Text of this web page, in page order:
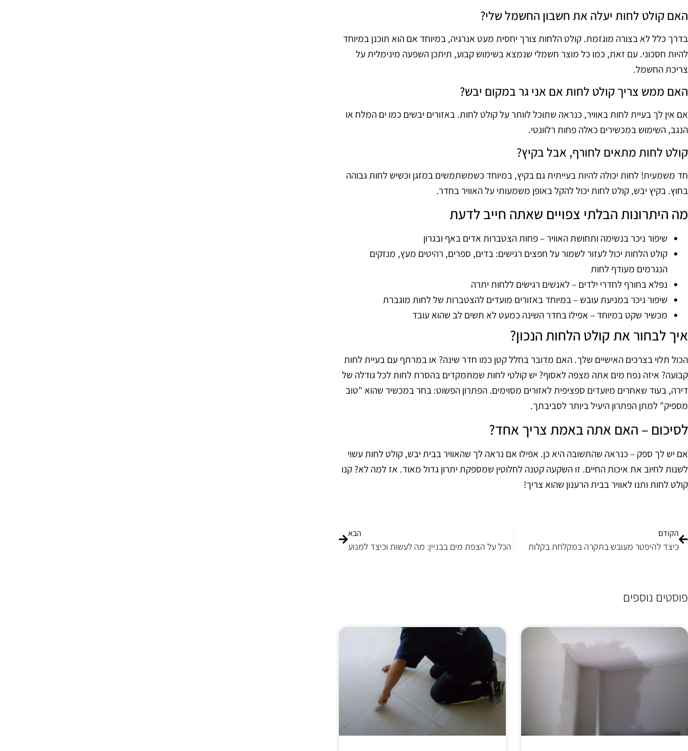
האם קולט לחות יעלה את חשבון החשמל שלי?
בדרך כלל לא בצורה מוגזמת. קולט הלחות צורך יחסית מעט אנרגיה, במיוחד אם הוא תוכנן במיוחד
להיות חסכוני. עם זאת, כמו כל מוצר חשמלי שנמצא בשימוש קבוע, תיתכן השפעה מינימלית על
צריכת החשמל.
האם ממש צריך קולט לחות אם אני גר במקום יבש?
אם אין לך בעיית לחות באוויר, כנראה שתוכל לוותר על קולט לחות. באזורים יבשים כמו ים המלח או
הנגב, השימוש במכשירים כאלה פחות רלוונטי.
קולט לחות מתאים לחורף, אבל בקיץ?
חד משמעית! לחות יכולה להיות בעייתית גם בקיץ, במיוחד כשמשתמשים במזגן וכשיש לחות גבוהה
בחוץ. בקיץ יבש, קולט לחות יכול להקל באופן משמעותי על האוויר בחדר.
מה היתרונות הבלתי צפויים שאתה חייב לדעת
שיפור ניכר בנשימה ותחושת האוויר – פחות הצטברות אדים באף ובגרון
קולט הלחות יכול לעזור לשמור על חפצים רגישים: בדים, ספרים, רהיטים מעץ, מנזקים
הנגרמים מעודף לחות
נפלא בחורף לחדרי ילדים – לאנשים רגישים ללחות יתרה
שיפור ניכר במניעת עובש – במיוחד באזורים מועדים להצטברות של לחות מוגברת
מכשיר שקט במיוחד – אפילו בחדר השינה כמעט לא תשים לב שהוא עובד
איך לבחור את קולט הלחות הנכון?
הכול תלוי בצרכים האישיים שלך. האם מדובר בחלל קטן כמו חדר שינה? או במרתף עם בעיית לחות
קבועה? איזה נפח מים אתה מצפה לאסוף? יש קולטי לחות שמתמקדים בהסרת לחות לכל גודלה של
דירה, בעוד שאחרים מיועדים ספציפית לאזורים מסוימים. הפתרון הפשוט: בחר במכשיר שהוא "טוב
מספיק" למתן הפתרון היעיל ביותר לסביבתך.
לסיכום – האם אתה באמת צריך אחד?
אם יש לך ספק – כנראה שהתשובה היא כן. אפילו אם נראה לך שהאוויר בבית יבש, קולט לחות עשוי
לשנות לחיוב את איכות החיים. זו השקעה קטנה לחלוטין שמספקת יתרון גדול מאוד. אז למה לא? קנו
קולט לחות ותנו לאוויר בבית הרענון שהוא צריך!
הקודם
כיצד להיפטר מעובש בתקרה במקלחת בקלות
הבא
הכל על הצפת מים בבניין: מה לעשות וכיצד למנוע
פוסטים נוספים